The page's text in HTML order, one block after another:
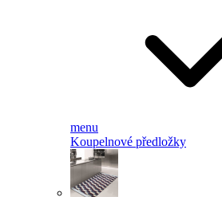
menu
Koupelnové předložky